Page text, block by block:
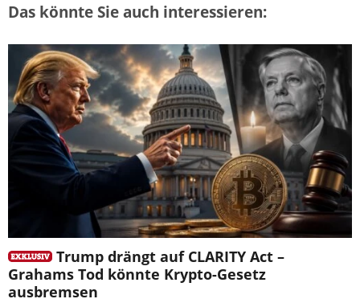
Das könnte Sie auch interessieren:
Trump drängt auf CLARITY Act –
Grahams Tod könnte Krypto-Gesetz
ausbremsen